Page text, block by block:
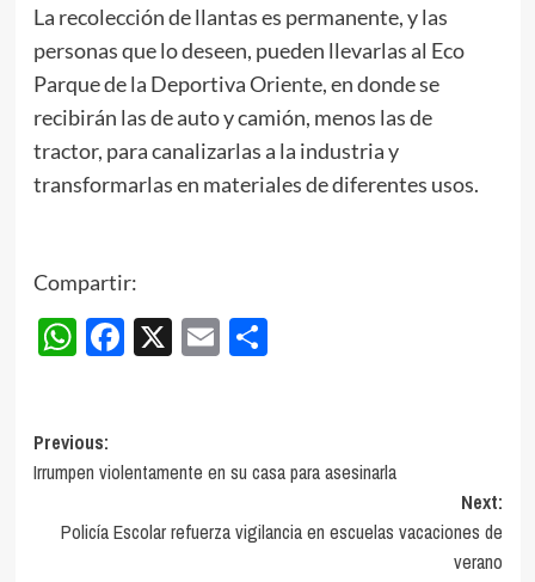
La recolección de llantas es permanente, y las
personas que lo deseen, pueden llevarlas al Eco
Parque de la Deportiva Oriente, en donde se
recibirán las de auto y camión, menos las de
tractor, para canalizarlas a la industria y
transformarlas en materiales de diferentes usos.
Compartir:
WhatsApp
Facebook
X EmailCompartir
Post
navigation
Previous:
Irrumpen violentamente en su casa para asesinarla
Next:
Policía Escolar refuerza vigilancia en escuelas vacaciones de
verano